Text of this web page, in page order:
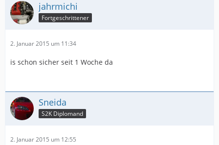
jahrmichi
Fortgeschrittener
2. Januar 2015 um 11:34
is schon sicher seit 1 Woche da
Sneida
S2K Diplomand
2. Januar 2015 um 12:55